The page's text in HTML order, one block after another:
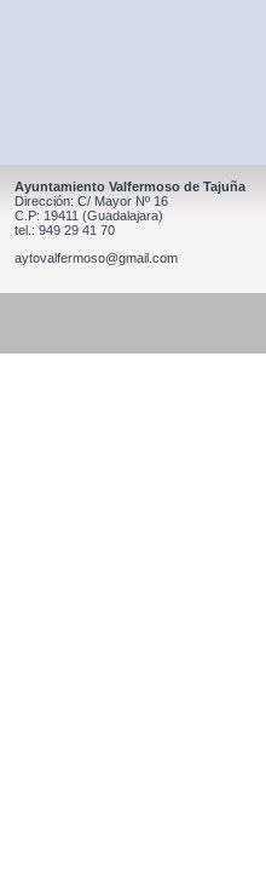
Ayuntamiento Valfermoso de Tajuña
Dirección: C/ Mayor Nº 16
C.P: 19411 (Guadalajara)
tel.: 949 29 41 70
aytovalfermoso@gmail.com